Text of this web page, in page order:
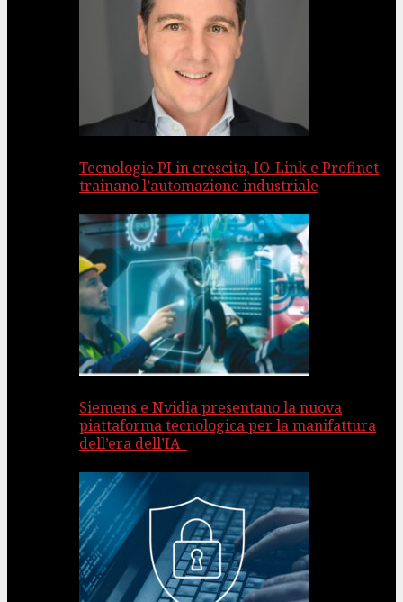
Tecnologie PI in crescita, IO-Link e Profinet
trainano l’automazione industriale
Siemens e Nvidia presentano la nuova
piattaforma tecnologica per la manifattura
dell’era dell’IA